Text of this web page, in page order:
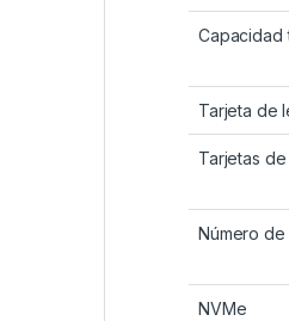
Capacidad
Tarjeta de
Tarjetas
Número de
NVMe